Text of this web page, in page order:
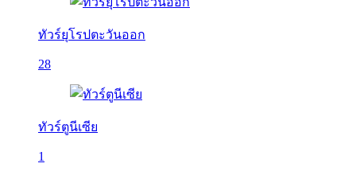
ทัวร์ยุโรปตะวันออก
28
ทัวร์ตูนีเซีย
1